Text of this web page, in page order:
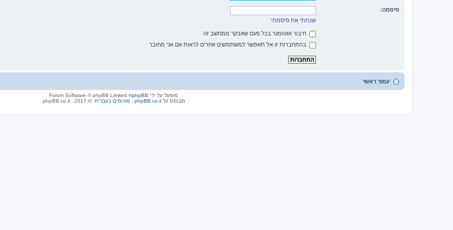
סיסמה:
שכחתי את סיסמתי
חיבור אוטומטי בכל פעם שאבקר ממחשב זה
בהתחברות זו אל תאפשר למשתמשים אחרים לראות אם אני מחובר
עמוד ראשי
מופעל על ידי phpBB
® Forum Software © phpBB Limited
מבוסס על phpBB.co.il - פורומים בעברית . © 2017 - phpBB.co.il.